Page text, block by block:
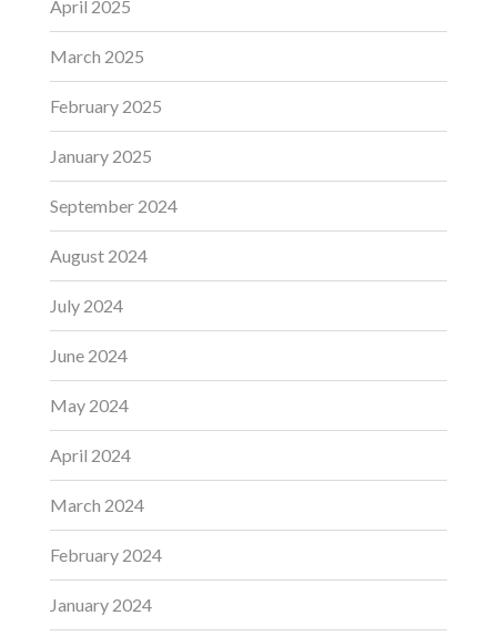
April 2025
March 2025
February 2025
January 2025
September 2024
August 2024
July 2024
June 2024
May 2024
April 2024
March 2024
February 2024
January 2024